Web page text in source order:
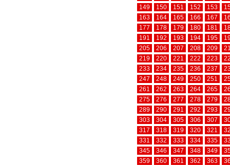
149
150 151 152 153
163
164 165 166 167
177
178 179 180 181
191
192 193 194 195
205
206 207 208 209
219
220 221 222 223
233
234 235 236 237
247
248 249 250 251
261
262 263 264 265
275
276 277 278 279
289
290 291 292 293
303
304 305 306 307
317
318 319 320 321
331
332 333 334 335
345
346 347 348 349
359
360 361 362 363